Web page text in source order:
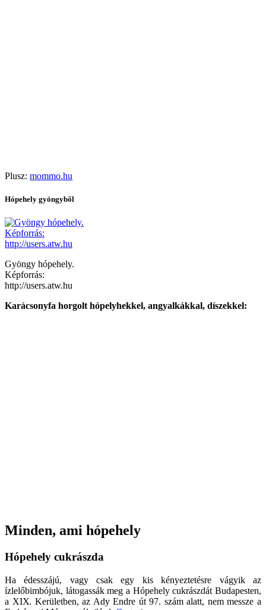
Plusz: mommo.hu
Hópehely gyöngyből
Gyöngy hópehely.
Képforrás:
http://users.atw.hu
Karácsonyfa horgolt hópelyhekkel, angyalkákkal, díszekkel:
Minden, ami hópehely
Hópehely cukrászda
Ha édesszájú, vagy csak egy kis kényeztetésre vágyik az
ízlelőbimbójuk, látogassák meg a Hópehely cukrászdát Budapesten,
a XIX. Kerületben, az Ady Endre út 97. szám alatt, nem messze a